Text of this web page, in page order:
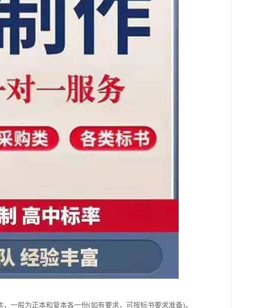
一般为正本和复本各一份(如有要求，可按标书要求准备)。